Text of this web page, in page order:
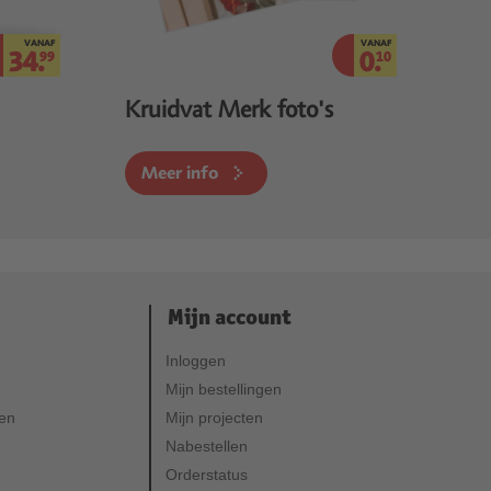
VANAF
34.99
VANAF
0.10
Kruidvat Merk foto's
Meer info
Mijn account
Inloggen
Mijn bestellingen
Mijn projecten
Nabestellen
Orderstatus